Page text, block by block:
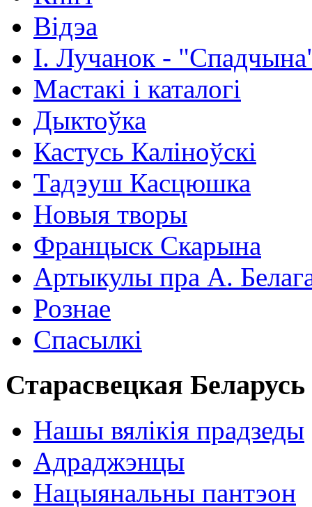
Відэа
І. Лучанок -
Мастакі i каталогi
Дыктоўка
Кастусь Каліноўскі
Тадэуш Касцюшка
Новыя творы
Францыск Скарына
Артыкулы пра А.
Рознае
Спасылкі
Старасвецкая Беларусь
Нашы вялікія прадзеды
Адраджэнцы
Нацыянальны пантэон